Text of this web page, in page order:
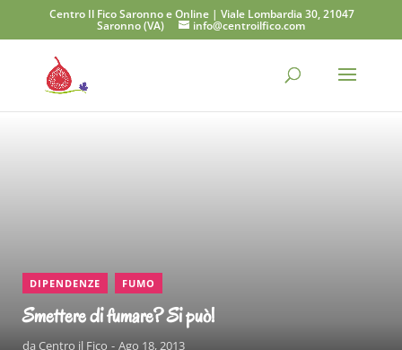
Centro Il Fico Saronno e Online | Viale Lombardia 30, 21047
Saronno (VA) info@centroilfico.com
DIPENDENZE FUMO
Smettere di fumare? Si può!
da Centro il Fico Ago 18, 2013